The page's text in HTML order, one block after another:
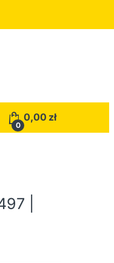
0
0,00 zł
|